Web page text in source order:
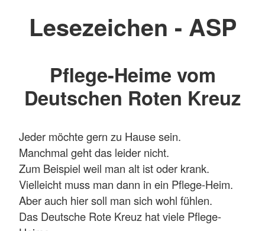
Lesezeichen - ASP
Pflege-Heime vom
Deutschen Roten Kreuz
Jeder möchte gern zu Hause sein.
Manchmal geht das leider nicht.
Zum Beispiel weil man alt ist oder krank.
Vielleicht muss man dann in ein Pflege-Heim.
Aber auch hier soll man sich wohl fühlen.
Das Deutsche Rote Kreuz hat viele Pflege-